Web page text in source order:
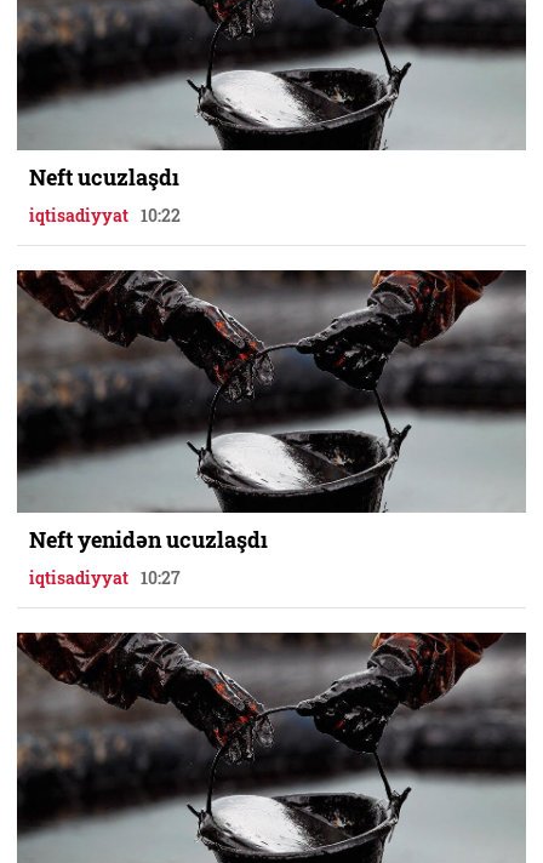
Neft ucuzlaşdı
iqtisadiyyat 10:22
Neft yenidən ucuzlaşdı
iqtisadiyyat 10:27